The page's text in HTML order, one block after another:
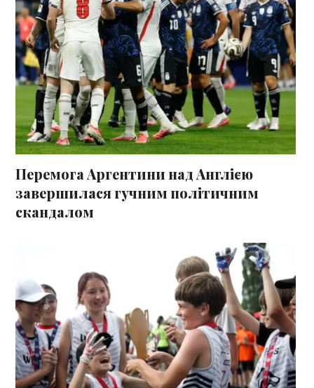
Перемога Аргентини над Англією
завершилася гучним політичним
скандалом